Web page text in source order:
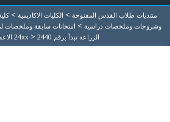
منتديات طلاب القدس المفتوحة > الكليات الاكاديمية >
وشروحات وملخصات دراسية > امتحانات سابقة وملخصات
الزراعة تبدأ برقم 24xx
> 2440 الاعضاء الضارة